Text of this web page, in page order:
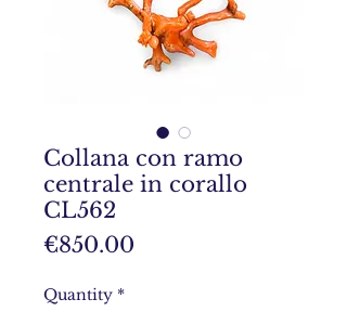
Collana con ramo
centrale in corallo
CL562
€850.00
Quantity *